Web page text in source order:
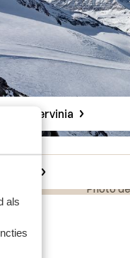
als
Breuil Cervinia
Photo